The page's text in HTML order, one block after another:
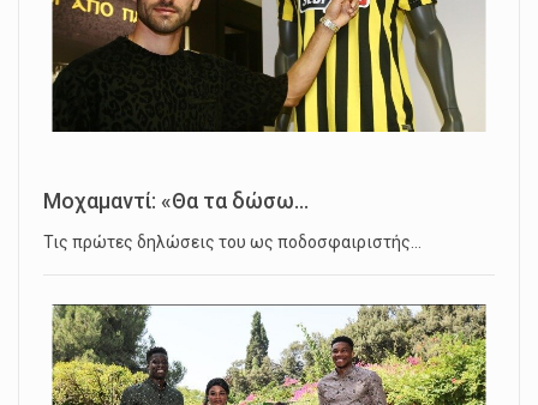
Μοχαμαντί: «Θα τα δώσω...
Τις πρώτες δηλώσεις του ως ποδοσφαιριστής…